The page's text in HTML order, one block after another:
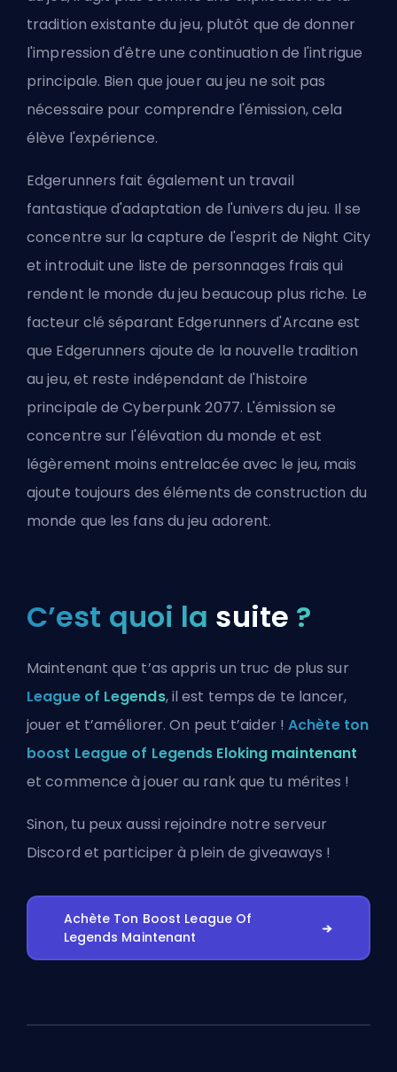
tradition existante du jeu, plutôt que de donner
l'impression d'être une continuation de l'intrigue
principale. Bien que jouer au jeu ne soit pas
nécessaire pour comprendre l'émission, cela
élève l'expérience.
Edgerunners fait également un travail
fantastique d'adaptation de l'univers du jeu. Il se
concentre sur la capture de l'esprit de Night City
et introduit une liste de personnages frais qui
rendent le monde du jeu beaucoup plus riche. Le
facteur clé séparant Edgerunners d'Arcane est
que Edgerunners ajoute de la nouvelle tradition
au jeu, et reste indépendant de l'histoire
principale de Cyberpunk 2077. L'émission se
concentre sur l'élévation du monde et est
légèrement moins entrelacée avec le jeu, mais
ajoute toujours des éléments de construction du
monde que les fans du jeu adorent.
C’est quoi la suite ?
Maintenant que t’as appris un truc de plus sur
League of Legends, il est temps de te lancer,
jouer et t’améliorer. On peut t’aider !Achète ton
boost League of Legends Eloking maintenant
et commence à jouer au rank que tu mérites !
Sinon, tu peux aussi rejoindre notre serveur
Discord et participer à plein de giveaways !
Achète Ton Boost League Of
Legends Maintenant